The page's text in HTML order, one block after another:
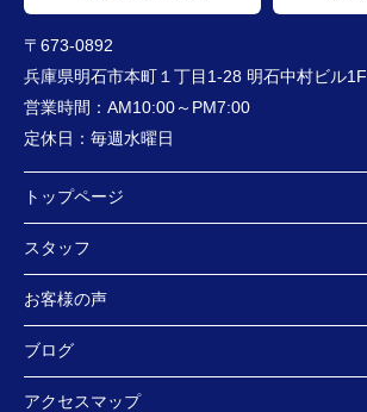
〒673-0892
兵庫県明石市本町１丁目1-28 明石中村ビル1F
営業時間： AM10:00～PM7:00
定休日： 毎週水曜日
トップページ
スタッフ
お客様の声
ブログ
アクセスマップ